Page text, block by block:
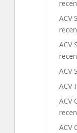
ACV
ACV
ACV
ACV
ACV
ACV